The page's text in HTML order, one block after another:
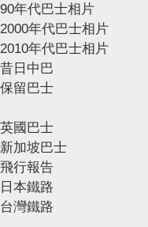
90年代巴士相片
2000年代巴士相片
2010年代巴士相片
昔日中巴
保留巴士
英國巴士
新加坡巴士
飛行報告
日本鐵路
台灣鐵路